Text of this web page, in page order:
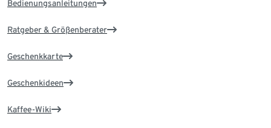
Bedienungsanleitungen
Ratgeber & Größenberater
Geschenkkarte
Geschenkideen
Kaffee-Wiki